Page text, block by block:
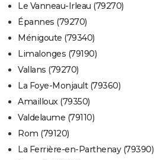
Le Vanneau-Irleau (79270)
Épannes (79270)
Ménigoute (79340)
Limalonges (79190)
Vallans (79270)
La Foye-Monjault (79360)
Amailloux (79350)
Valdelaume (79110)
Rom (79120)
La Ferrière-en-Parthenay (79390)